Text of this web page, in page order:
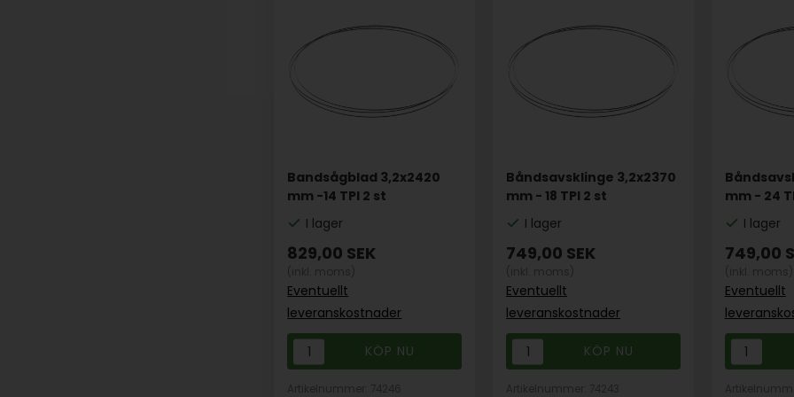
Bandsågblad 3,2x2420
mm -14 TPI 2 st
I lager
829,00 SEK
Eventuellt
leveranskostnader
Båndsavsklinge 3,2x2370
mm - 18 TPI 2 st
I lager
749,00 SEK
Eventuellt
leveranskostnader
mm - 24
I lager
749,00
Eventuellt